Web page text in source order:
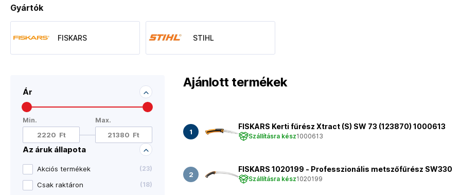
Ár
Min. Max.
Az áruk állapota
Akciós termékek (23)
Csak raktáron (18)
Gyártók
FISKARS STIHL
Ajánlott termékek
FISKARS Kerti fűrész Xtract (S) SW 73 (123870) 1000613
Szállításra kész1000613
FISKARS 1020199 - Professzionális metszőfűrész SW330
Szállításra kész1020199